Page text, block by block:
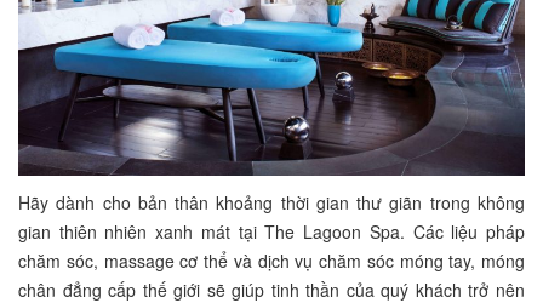
Hãy dành cho bản thân khoảng thời gian thư giãn trong không
gian thiên nhiên xanh mát tại The Lagoon Spa. Các liệu pháp
chăm sóc, massage cơ thể và dịch vụ chăm sóc móng tay, móng
chân đẳng cấp thế giới sẽ giúp tinh thần của quý khách trở nên